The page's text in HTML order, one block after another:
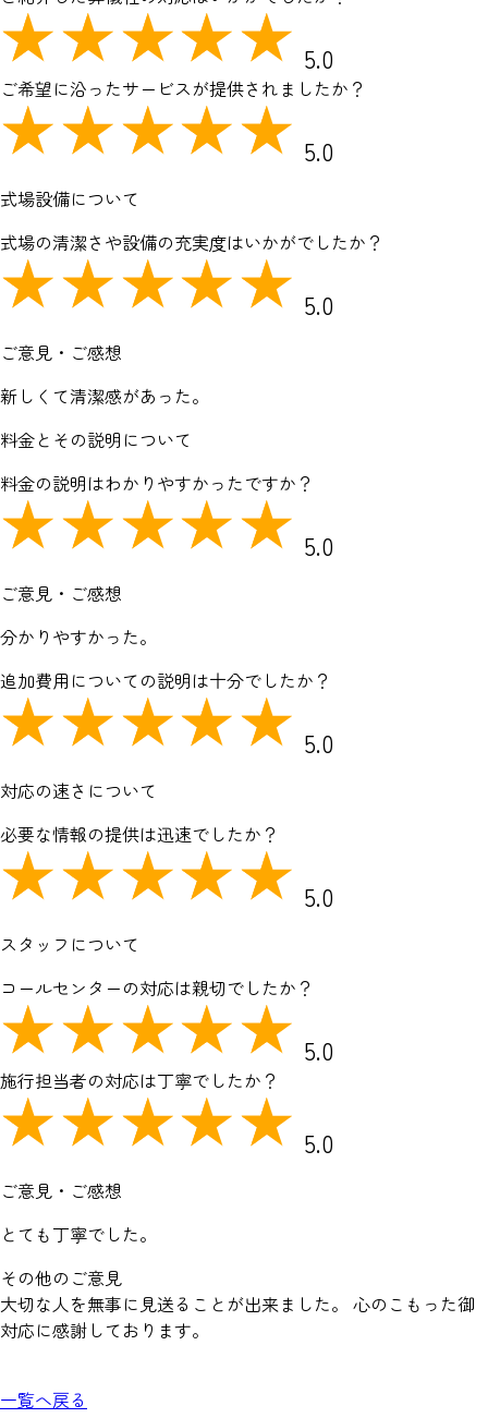
5.0
ご希望に沿ったサービスが提供されましたか？
5.0
式場設備について
式場の清潔さや設備の充実度はいかがでしたか？
5.0
ご意見・ご感想
新しくて清潔感があった。
料金とその説明について
料金の説明はわかりやすかったですか？
5.0
ご意見・ご感想
分かりやすかった。
追加費用についての説明は十分でしたか？
5.0
対応の速さについて
必要な情報の提供は迅速でしたか？
5.0
スタッフについて
コールセンターの対応は親切でしたか？
5.0
施行担当者の対応は丁寧でしたか？
5.0
ご意見・ご感想
とても丁寧でした。
その他のご意見
大切な人を無事に見送ることが出来ました。 心のこもった御
対応に感謝しております。
一覧へ戻る